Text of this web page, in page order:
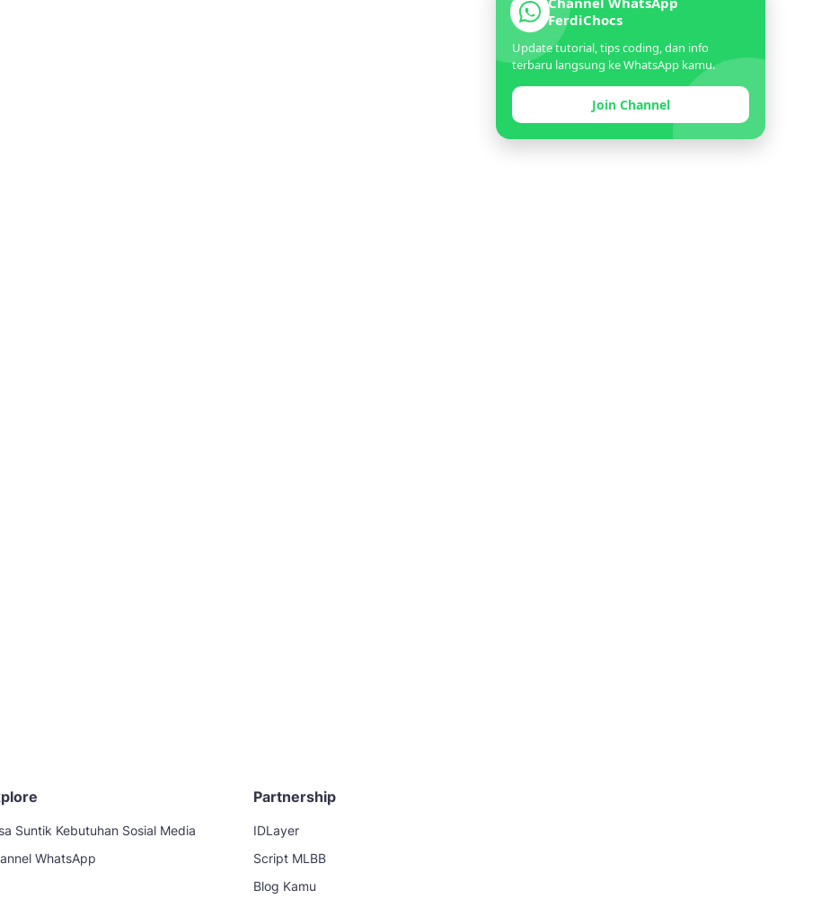
FerdiChocs
Update tutorial, tips coding, dan info
terbaru langsung ke WhatsApp kamu.
Join Channel
Suntik Kebutuhan Sosial Media
WhatsApp
Partnership
IDLayer
Script MLBB
Blog Kamu